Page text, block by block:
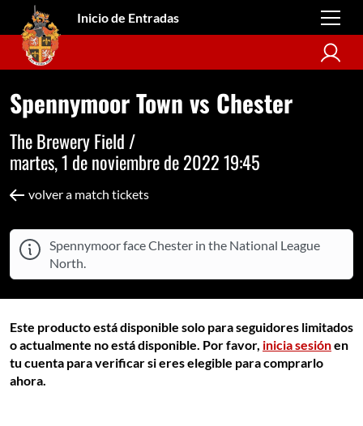
Inicio de Entradas
Spennymoor Town vs Chester
The Brewery Field /
martes, 1 de noviembre de 2022 19:45
volver a match tickets
Spennymoor face Chester in the National League
North.
Este producto está disponible solo para seguidores limitados
o actualmente no está disponible. Por favor, inicia sesiónen
tu cuenta para verificar si eres elegible para comprarlo
ahora.